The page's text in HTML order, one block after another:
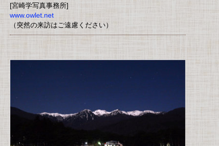
[宮崎学写真事務所]
www.owlet.net
（突然の来訪はご遠慮ください）